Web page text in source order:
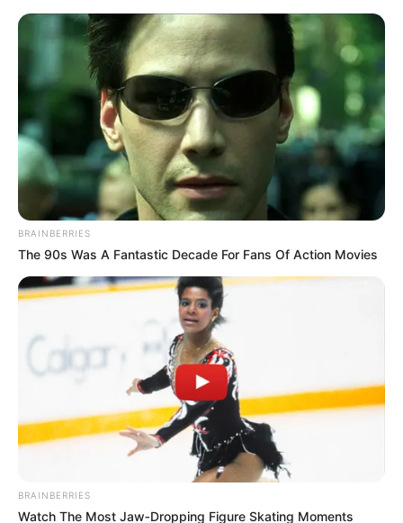
BRAINBERRIES
The 90s Was A Fantastic Decade For Fans Of Action Movies
BRAINBERRIES
Watch The Most Jaw‑Dropping Figure Skating Moments